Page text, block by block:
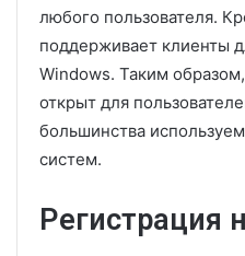
любого пользователя.
поддерживает клиенты
Windows. Таким
открыт для
большинства
систем.
Регистрация